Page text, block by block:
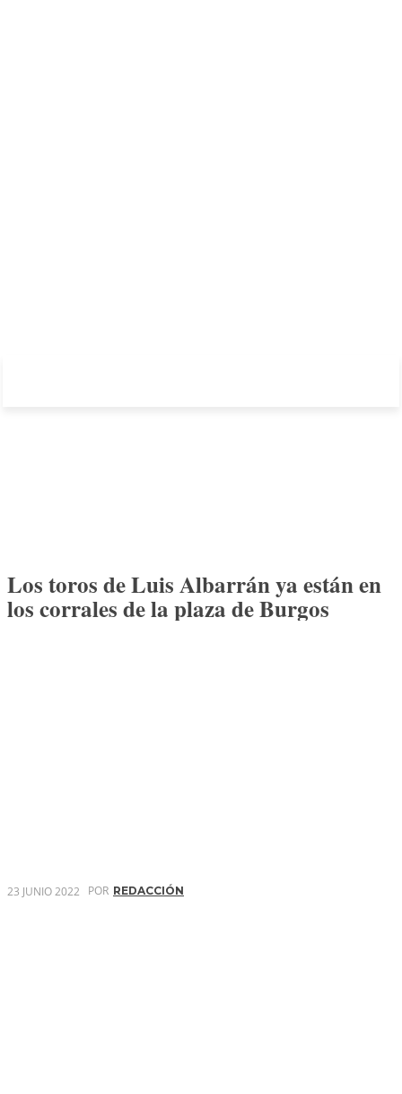
Los toros de Luis Albarrán ya están en
los corrales de la plaza de Burgos
23 JUNIO 2022 POR REDACCIÓN